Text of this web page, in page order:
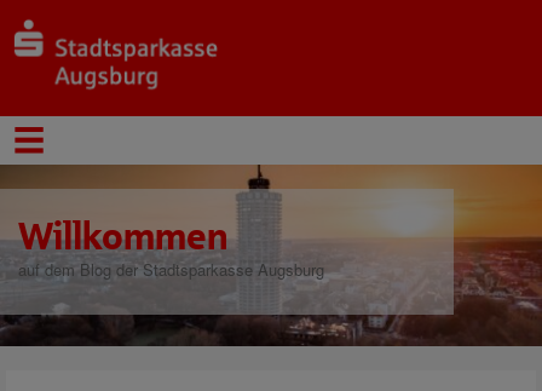
Willkommen
auf dem Blog der Stadtsparkasse Augsburg